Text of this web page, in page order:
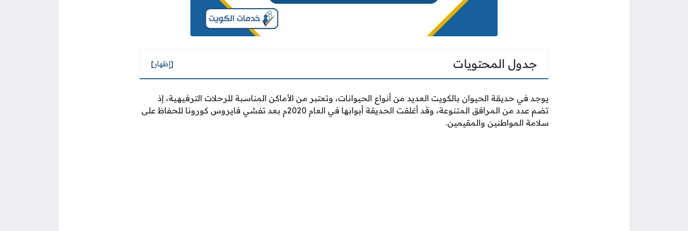
جدول المحتويات [إظهار]
يوجد في حديقة الحيوان بالكويت العديد من أنواع الحيوانات، وتعتبر من الأماكن المناسبة للرحلات الترفيهية، إذ
تضم عدد من المرافق المتنوعة، وقد أغلقت الحديقة أبوابها في العام 2020م بعد تفشي فايروس كورونا للحفاظ على
سلامة المواطنين والمقيمين.